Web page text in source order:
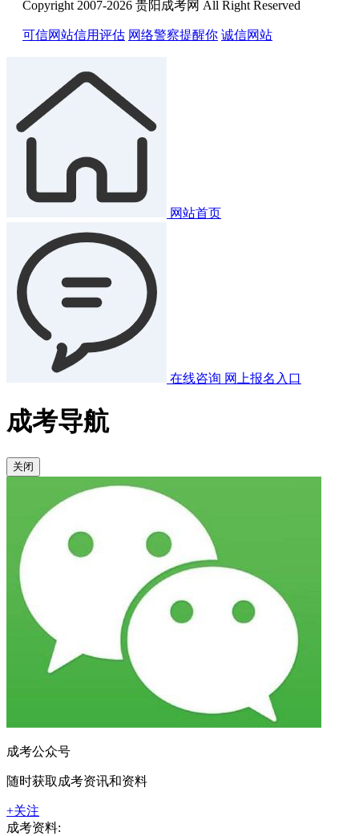
Copyright 2007-2026 贵阳成考网 All Right Reserved
可信网站信用评估 网络警察提醒你 诚信网站
网站首页
在线咨询 网上报名入口
成考导航
关闭
成考公众号
随时获取成考资讯和资料
+关注
成考资料: